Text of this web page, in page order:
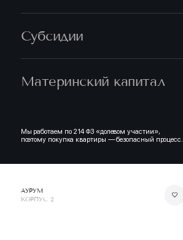
Субсидии
Материнский капитал
Мы работаем по 214 ФЗ «долевом участии»,
поэтому покупка квартиры — безопасный процесс.
АУРУМ
КОРПУС 2